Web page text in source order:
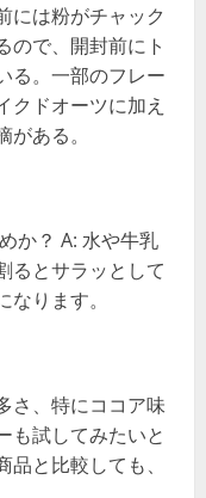
には粉がチャック
ので、開封前にト
る。一部のフレー
クドオーツに加え
ある。
か？ A: 水や牛乳
るとサラッとして
ります。
さ、特にココア味
も試してみたいと
と比較しても、